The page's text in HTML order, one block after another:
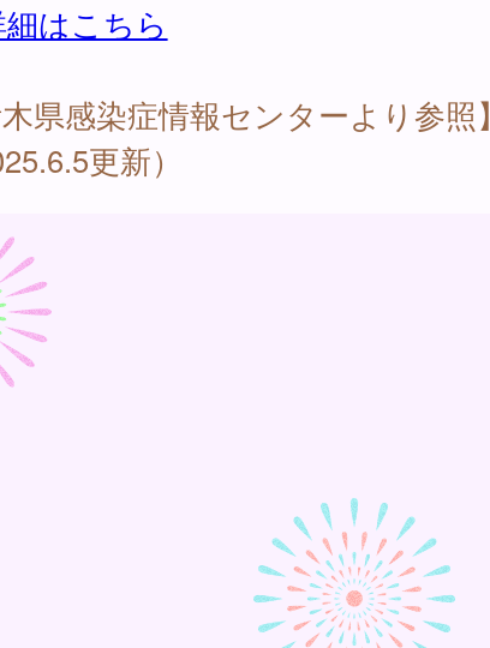
はこちら
県感染症情報センターより参照】
更新）